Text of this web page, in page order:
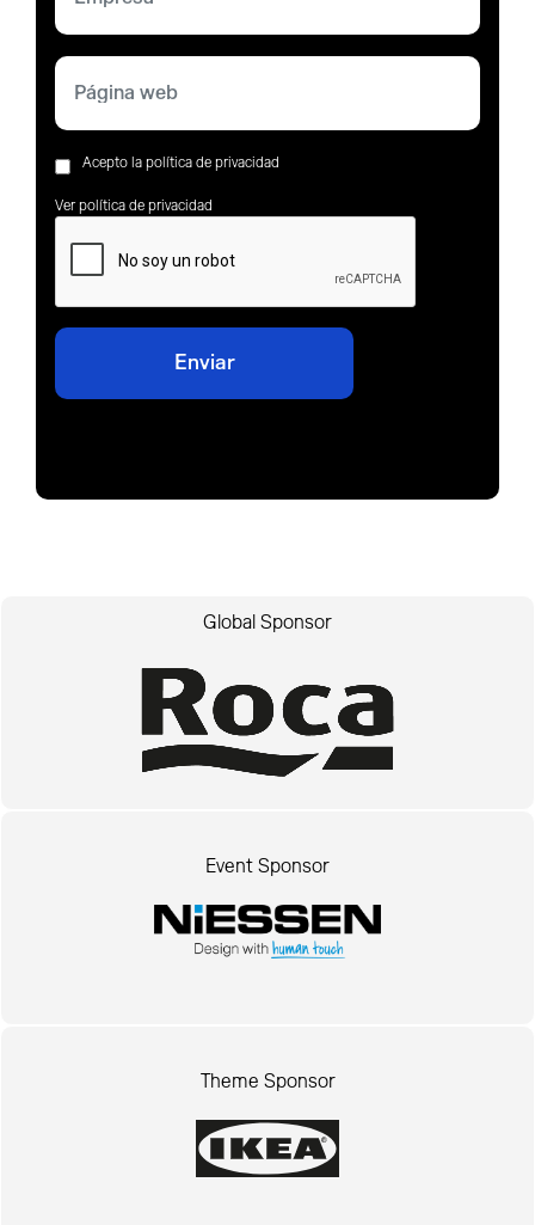
Acepto la política de privacidad
Ver política de privacidad
Global Sponsor
Event Sponsor
Theme Sponsor